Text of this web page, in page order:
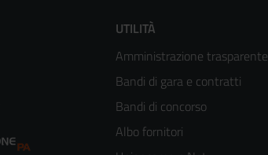
Footer
menù
colonna
UTILITÀ
Amministrazione trasparente
Bandi di gara e contratti
Bandi di concorso
Albo fornitori